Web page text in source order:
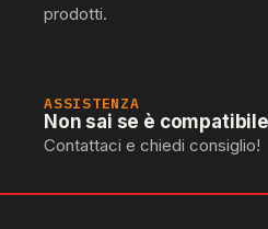
prodotti.
ASSISTENZA
Non sai se è
Contattaci e chiedi consiglio!